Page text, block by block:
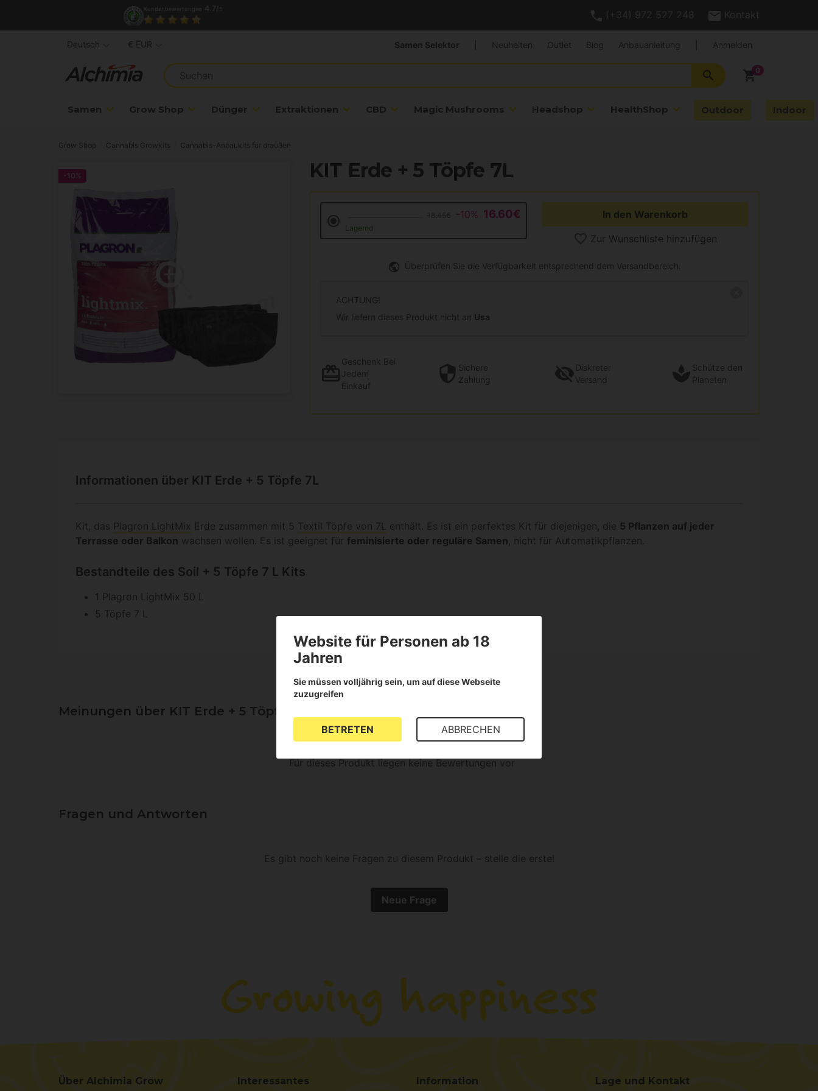
(+34) 972 527 248 Kontakt
shopping_cart
search
Samen Grow Shop Dünger Extraktionen CBD Magic Mushrooms Headshop HealthShop Outdoor Indoor
Samen Selektor Neuheiten Outlet Blog Anbauanleitung Anmelden
Deutsch € EUR
Grow Shop Cannabis Growkits Cannabis-Anbaukits für draußen
KIT Erde + 5 Töpfe 7L
-10%
-10% 16.60€
Lagernd
In den Warenkorb
Zur Wunschliste hinzufügen
Überprüfen Sie die Verfügbarkeit entsprechend dem Versandbereich.
ACHTUNG!
Wir liefern dieses Produkt nicht an Usa
Geschenk Bei
Jedem
Einkauf
Sichere
Zahlung
Diskreter
Versand
Schütze den
Planeten
Informationen über KIT Erde + 5 Töpfe 7L
Kit, das Plagron LightMix Erde zusammen mit 5 Textil Töpfe von 7L enthält. Es ist ein perfektes Kit für diejenigen, die 5 Pflanzen auf jeder
Terrasse oder Balkon wachsen wollen. Es ist geeignet für feminisierte oder reguläre Samen, nicht für Automatikpflanzen.
Bestandteile des Soil + 5 Töpfe 7 L Kits
1 Plagron LightMix 50 L
5 Töpfe 7 L
Meinungen über KIT Erde + 5 Töpfe 7L
Für dieses Produkt liegen keine Bewertungen vor
Fragen und Antworten
Es gibt noch keine Fragen zu diesem Produkt – stelle die erste!
Neue Frage
Über Alchimia Grow Interessantes Information Lage und Kontakt
Website für Personen ab 18
Jahren
Sie müssen volljährig sein, um auf diese Webseite
zuzugreifen
BETRETEN ABBRECHEN